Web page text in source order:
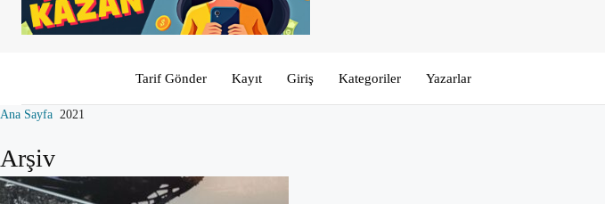
Tarif Gönder Kayıt Giriş Kategoriler Yazarlar
Ana Sayfa 2021
Arşiv